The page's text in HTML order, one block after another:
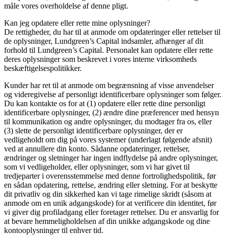
måle vores overholdelse af denne pligt.
Kan jeg opdatere eller rette mine oplysninger?
De rettigheder, du har til at anmode om opdateringer eller rettelser til
de oplysninger, Lundgreen’s Capital indsamler, afhænger af dit
forhold til Lundgreen’s Capital. Personalet kan opdatere eller rette
deres oplysninger som beskrevet i vores interne virksomheds
beskæftigelsespolitikker.
Kunder har ret til at anmode om begrænsning af visse anvendelser
og videregivelse af personligt identificerbare oplysninger som følger.
Du kan kontakte os for at (1) opdatere eller rette dine personligt
identificerbare oplysninger, (2) ændre dine præferencer med hensyn
til kommunikation og andre oplysninger, du modtager fra os, eller
(3) slette de personligt identificerbare oplysninger, der er
vedligeholdt om dig på vores systemer (underlagt følgende afsnit)
ved at annullere din konto. Sådanne opdateringer, rettelser,
ændringer og sletninger har ingen indflydelse på andre oplysninger,
som vi vedligeholder, eller oplysninger, som vi har givet til
tredjeparter i overensstemmelse med denne fortrolighedspolitik, før
en sådan opdatering, rettelse, ændring eller sletning. For at beskytte
dit privatliv og din sikkerhed kan vi tage rimelige skridt (såsom at
anmode om en unik adgangskode) for at verificere din identitet, før
vi giver dig profiladgang eller foretager rettelser. Du er ansvarlig for
at bevare hemmeligholdelsen af ​​din unikke adgangskode og dine
kontooplysninger til enhver tid.